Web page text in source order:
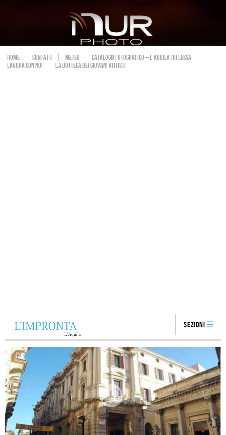
HOME CONTATTI METEO
CATALOGO FOTOGRAFICO – L’AQUILA RIFLESSA
LAVORA CON NOI
LA BOTTEGA DEI GIOVANI ARTISTI
Sezioni